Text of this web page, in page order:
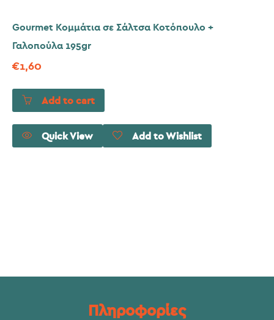
Gourmet Κομμάτια σε Σάλτσα Κοτόπουλο +
Γαλοπούλα 195gr
€1,60
Add to cart
Quick View Add to Wishlist
Πληροφορίες